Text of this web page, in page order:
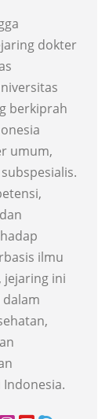
dokter
berkiprah
umum,
ilmu
jejaring ini